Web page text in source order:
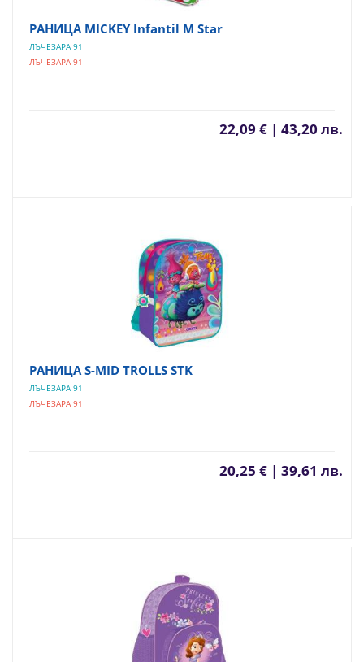
РАНИЦА MICKEY Infantil M Star
ЛЪЧЕЗАРА 91
ЛЪЧЕЗАРА 91
22,09 € | 43,20 лв.
РАНИЦА S-MID TROLLS STK
ЛЪЧЕЗАРА 91
ЛЪЧЕЗАРА 91
20,25 € | 39,61 лв.